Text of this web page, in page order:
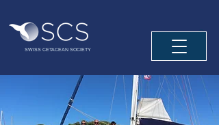
SWISS CETACEAN SOCIETY